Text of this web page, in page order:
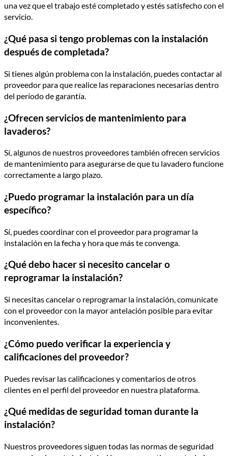
una vez que el trabajo esté completado y estés satisfecho con el
servicio.
¿Qué pasa si tengo problemas con la instalación
después de completada?
Si tienes algún problema con la instalación, puedes contactar al
proveedor para que realice las reparaciones necesarias dentro
del período de garantía.
¿Ofrecen servicios de mantenimiento para
lavaderos?
Sí, algunos de nuestros proveedores también ofrecen servicios
de mantenimiento para asegurarse de que tu lavadero funcione
correctamente a largo plazo.
¿Puedo programar la instalación para un día
específico?
Sí, puedes coordinar con el proveedor para programar la
instalación en la fecha y hora que más te convenga.
¿Qué debo hacer si necesito cancelar o
reprogramar la instalación?
Si necesitas cancelar o reprogramar la instalación, comunícate
con el proveedor con la mayor antelación posible para evitar
inconvenientes.
¿Cómo puedo verificar la experiencia y
calificaciones del proveedor?
Puedes revisar las calificaciones y comentarios de otros
clientes en el perfil del proveedor en nuestra plataforma.
¿Qué medidas de seguridad toman durante la
instalación?
Nuestros proveedores siguen todas las normas de seguridad